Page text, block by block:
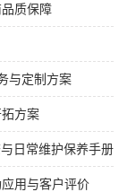
质保障
与定制方案
方案
日常维护保养手册
用与客户评价